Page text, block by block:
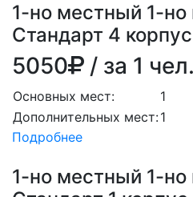
1-но местный 1-
Стандарт 4 корпус
5050 / за 1
Основных мест:
1
Дополнительных мест:1
Подробнее
1-но местный 1-